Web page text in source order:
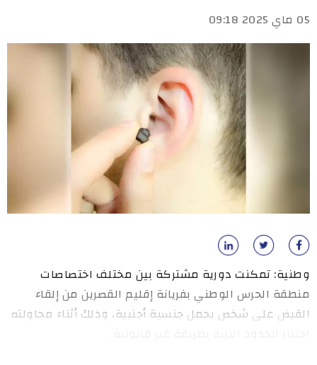
05 ماي 2025 09:18
وطنية: تمكنت دورية مشتركة بين مختلف اختصاصات
منطقة الحرس الوطني بفريانة إقليم القصرين من إلقاء
القبض على شخص يحمل جنسية أجنبية، وذلك أثناء محاولته